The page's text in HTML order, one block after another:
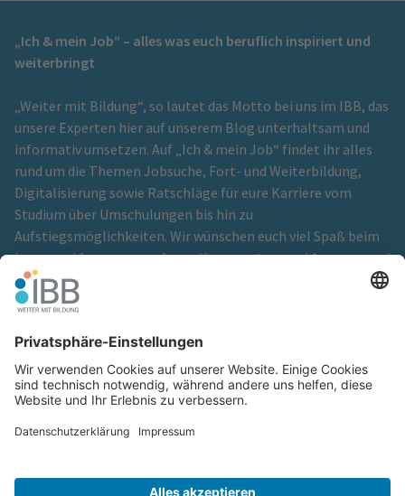
„Ich & mein Job“ – alles was euch beruflich inspiriert und
weiterbringt
„Weiter mit Bildung“, so lautet das Motto bei uns im IBB, das
unsere Experten hier auf unserem Blog unterhaltsam und
informativ umsetzen. Auf „Ich & mein Job“ findet ihr alles
rund um die Themen Jobsuche, Fort- und Weiterbildung,
Digitalisierung sowie Ratschläge für eure Karriere vom
Studium über Umschulungen bis hin zu
Aufstiegsmöglichkeiten. Wir wünschen euch viel Spaß beim
Lesen und freuen uns auf eure Kommentare und Anregungen!
Ein Blog der
Cookie-Einstellungen
Glossar
Hinweisgeberschutz
Impressum
Netiquette